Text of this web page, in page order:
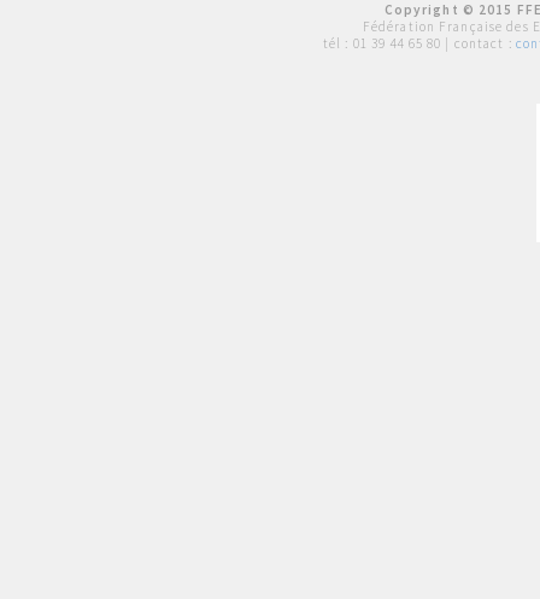
Copyright © 2015
Fédération Française des
tél : 01 39 44 65 80 | contact :